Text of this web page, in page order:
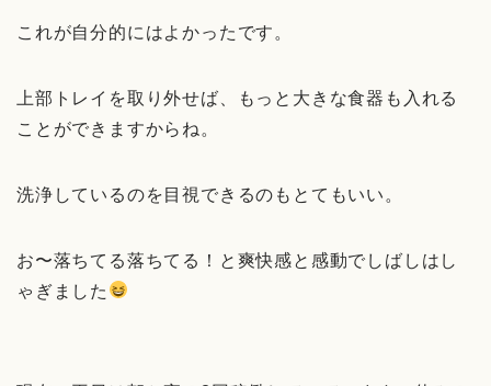
これが自分的にはよかったです。
上部トレイを取り外せば、もっと大きな食器も入れる
ことができますからね。
洗浄しているのを目視できるのもとてもいい。
お〜落ちてる落ちてる！と爽快感と感動でしばしはし
ゃぎました